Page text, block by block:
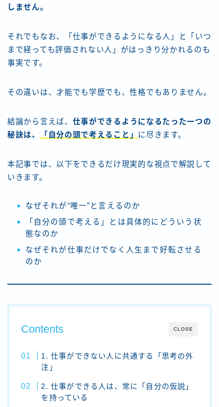
しません。
それでもなお、「仕事ができるようになる人」と「いつ
まで経っても評価されない人」がはっきり分かれるのも
事実です。
その違いは、才能でも学歴でも、性格でもありません。
結論から言えば、 仕事ができるようになるたった一つの
秘訣は、
「自分の頭で考えること」 に尽きます。
本記事では、以下をできるだけ現実的な視点で解説して
いきます。
なぜそれが“唯一”と言えるのか
「自分の頭で考える」とは具体的にどういう状
態なのか
なぜそれが仕事だけでなく人生まで好転させる
のか
CLOSE
Contents
1. 仕事ができない人に共通する「思考の外
注」
2. 仕事ができる人は、常に「自分の仮説」
を持っている